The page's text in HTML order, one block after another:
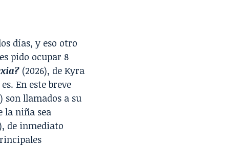
días, y eso otro
pido ocupar 8
(2026), de Kyra
En este breve
son llamados a su
la niña sea
de inmediato